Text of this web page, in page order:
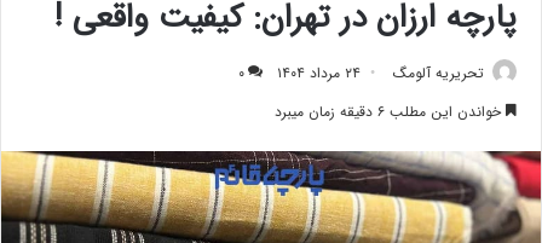
پارچه ارزان در تهران: کیفیت واقعی !
تحریریه آلومگ ۲۴ مرداد ۱۴۰۴
۰
خواندن این مطلب ۶ دقیقه زمان میبرد